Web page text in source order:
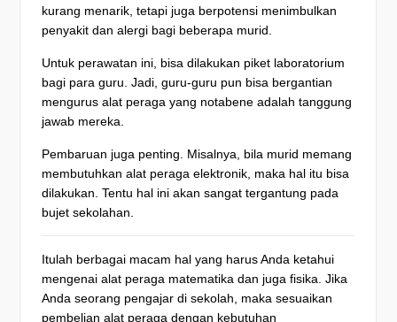
kurang menarik, tetapi juga berpotensi menimbulkan
penyakit dan alergi bagi beberapa murid.
Untuk perawatan ini, bisa dilakukan piket laboratorium
bagi para guru. Jadi, guru-guru pun bisa bergantian
mengurus alat peraga yang notabene adalah tanggung
jawab mereka.
Pembaruan juga penting. Misalnya, bila murid memang
membutuhkan alat peraga elektronik, maka hal itu bisa
dilakukan. Tentu hal ini akan sangat tergantung pada
bujet sekolahan.
Itulah berbagai macam hal yang harus Anda ketahui
mengenai alat peraga matematika dan juga fisika. Jika
Anda seorang pengajar di sekolah, maka sesuaikan
pembelian alat peraga dengan kebutuhan